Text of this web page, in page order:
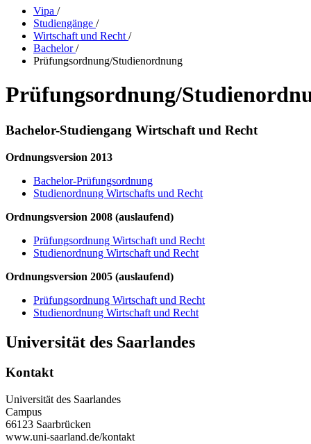
Vipa /
Studiengänge /
Wirtschaft und Recht /
Bachelor/
Prüfungsordnung/Studienordnung
Prüfungsordnung/
Bachelor-Studiengang Wirtschaft und Recht
Ordnungsversion 2013
Bachelor-Prüfungsordnung
Studienordnung Wirtschafts und Recht
Ordnungsversion 2008 (auslaufend)
Prüfungsordnung Wirtschaft und Recht
Studienordnung Wirtschaft und Recht
Ordnungsversion 2005 (auslaufend)
Prüfungsordnung Wirtschaft und Recht
Studienordnung Wirtschaft und Recht
Universität des Saarlandes
Kontakt
Universität des Saarlandes
Campus
66123 Saarbrücken
www.uni-saarland.de/kontakt